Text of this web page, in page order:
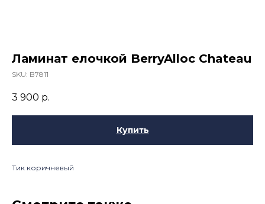
Ламинат елочкой BerryAlloc Chateau
SKU: B7811
3 900 р.
Купить
Тик коричневый